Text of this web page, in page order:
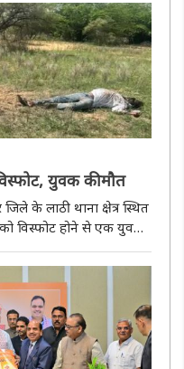
युवक की मौत
के लाठी थाना क्षेत्र स्थित
विस्फोट होने से एक युवक
अभ्यास के बाद बचे किसी विस्फोटक अवशेष से यह हादसा हुआ। प..